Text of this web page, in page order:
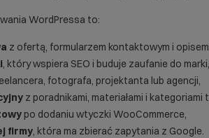
WordPressa to:
z ofertą, formularzem kontaktowym i opisem
, który wspiera SEO i buduje zaufanie do marki,
fotografa, projektanta lub agencji,
z poradnikami, materiałami i kategoriami
po dodaniu wtyczki WooCommerce,
firmy, która ma zbierać zapytania z Google.